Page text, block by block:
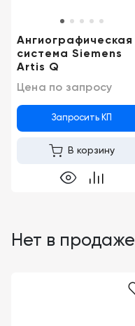
Ангиографическая
система Siemens
Artis Q
Цена по запросу
Запросить КП
В корзину
Нет в продаже